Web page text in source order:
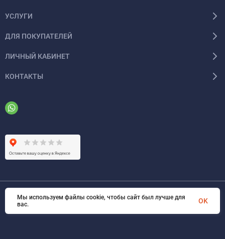
УСЛУГИ
ДЛЯ ПОКУПАТЕЛЕЙ
ЛИЧНЫЙ КАБИНЕТ
КОНТАКТЫ
© 2026 ООО «ФАЗИНЖИНИРИНГ». Все права защищены
Мы используем файлы cookie, чтобы сайт был лучше для
вас.
OK